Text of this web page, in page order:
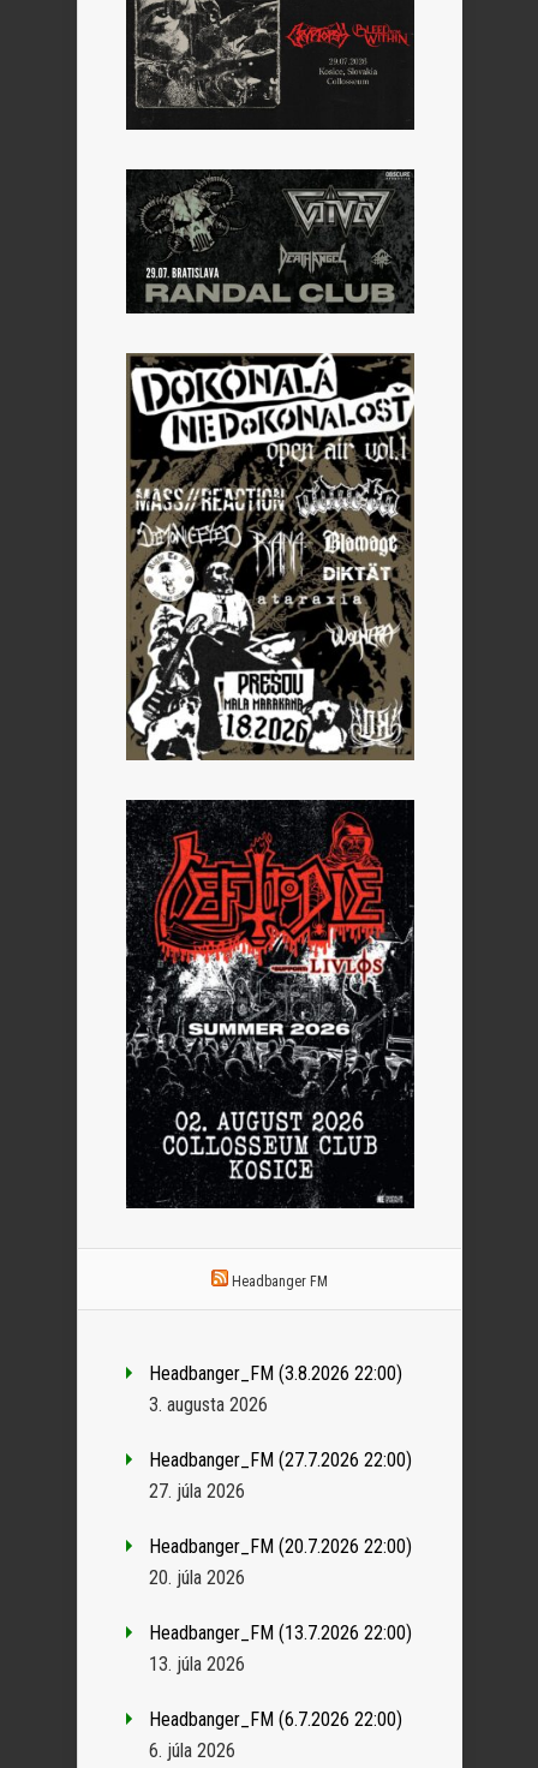
Headbanger FM
Headbanger_FM (3.8.2026 22:00)
3. augusta 2026
Headbanger_FM (27.7.2026 22:00)
27. júla 2026
Headbanger_FM (20.7.2026 22:00)
20. júla 2026
Headbanger_FM (13.7.2026 22:00)
13. júla 2026
Headbanger_FM (6.7.2026 22:00)
6. júla 2026